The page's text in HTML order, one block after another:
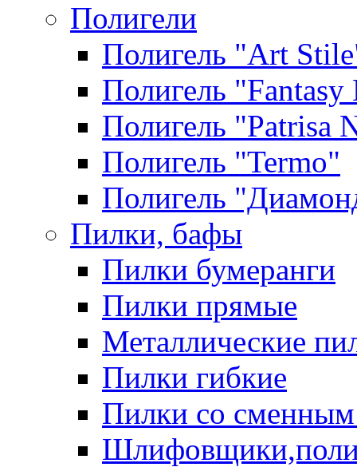
Полигели
Полигель "Art
Полигель
Полигель "Patrisa
Полигель "Termo"
Полигель
Пилки, бафы
Пилки бумеранги
Пилки прямые
Металлические
Пилки гибкие
Пилки со сменным